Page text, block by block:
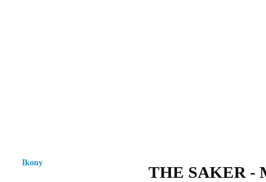
Ikony
THE SAKER -